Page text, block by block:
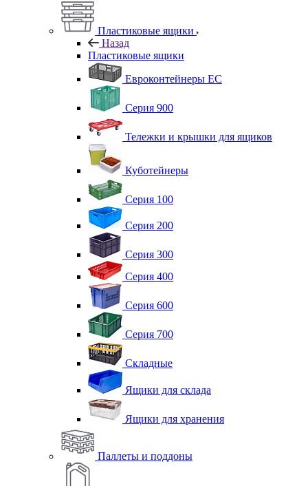
Пластиковые ящики
Назад
Пластиковые ящики
Евроконтейнеры ЕС
Серия 900
Тележки и крышки для ящиков
Куботейнеры
Серия 100
Серия 200
Серия 300
Серия 400
Серия 600
Серия 700
Складные
Ящики для склада
Ящики для хранения
Паллеты и поддоны